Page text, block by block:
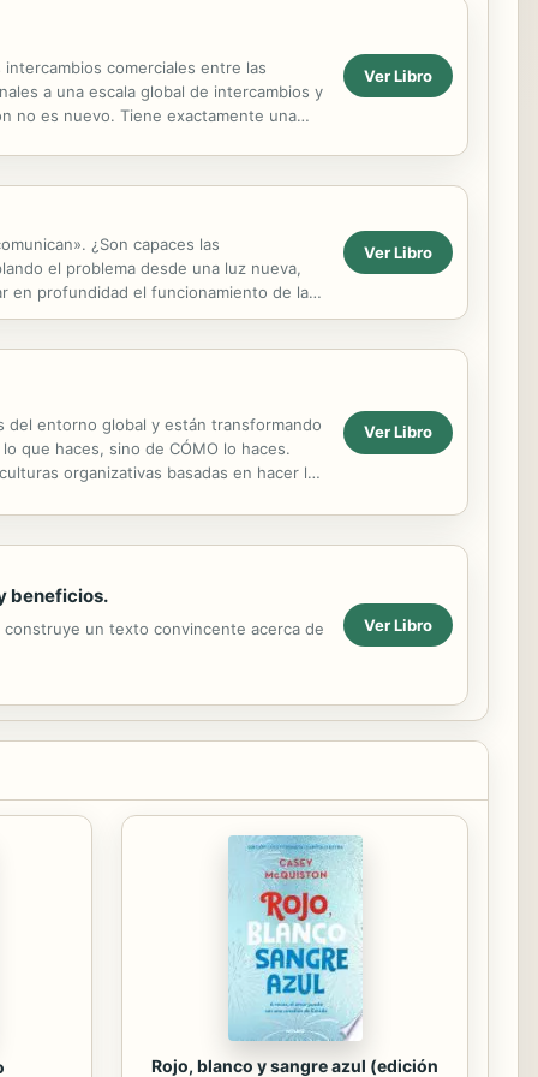
comerciales entre las
a una escala global de intercambios y
no es nuevo. Tiene exactamente una
Ver Libro
¿Son capaces las
el problema desde una luz nueva,
en profundidad el funcionamiento de las
sistémica, en ...
Ver Libro
del entorno global y están transformando
que haces, sino de CÓMO lo haces.
organizativas basadas en hacer lo
Ver Libro
beneficios.
un texto convincente acerca de Ver Libro
Rojo, blanco y sangre azul (edición